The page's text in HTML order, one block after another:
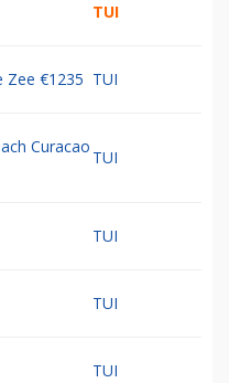
TUI
Zee €1235 TUI
Curacao
TUI
TUI
TUI
TUI